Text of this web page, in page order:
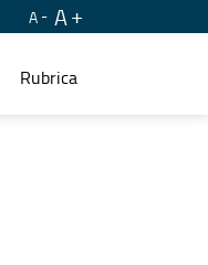
A A
Rubrica